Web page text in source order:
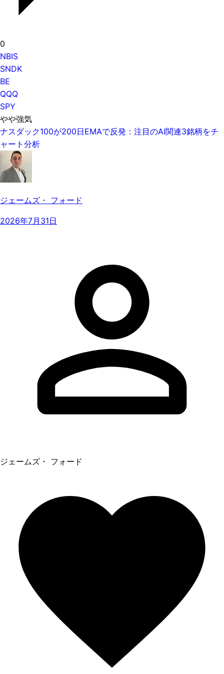
0
NBIS
SNDK
BE
QQQ
SPY
やや強気
ナスダック100が200日EMAで反発：注目のAI関連3銘柄をチ
ャート分析
ジェームズ・ フォード
2026年7月31日
ジェームズ・ フォード